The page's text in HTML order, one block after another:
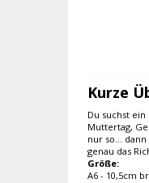
Kurze
Du suchst
Muttertag,
nur so...
genau das
Größe:
A6 - 10,5cm